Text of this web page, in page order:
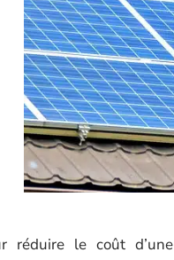
réduire le coût d’une